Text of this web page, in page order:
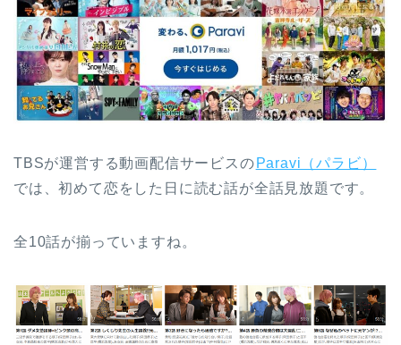
TBSが運営する動画配信サービスの Paravi（パラビ）
では、初めて恋をした日に読む話が全話見放題です。
全10話が揃っていますね。